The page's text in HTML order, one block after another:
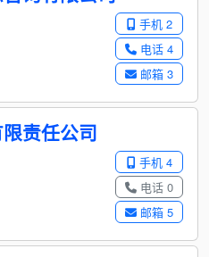
手机 2
电话 4
邮箱 3
责任公司
手机 4
电话 0
邮箱 5